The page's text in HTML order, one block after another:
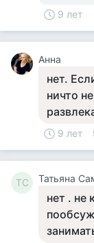
9 лет
Анна
нет.
ничто
9 лет
ТС Татьяна
нет . не